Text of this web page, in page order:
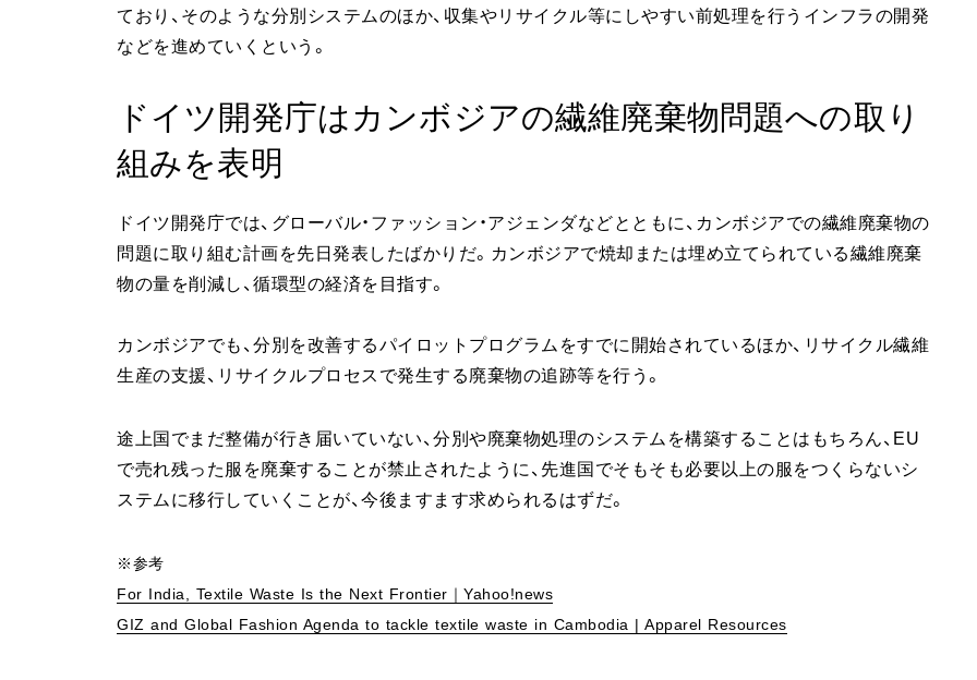
ており、そのような分別システムのほか、収集やリサイクル等にしやすい前処理を行うインフラの開発
などを進めていくという。
ドイツ開発庁はカンボジアの繊維廃棄物問題への取り
組みを表明
ドイツ開発庁では、グローバル・ファッション・アジェンダなどとともに、カンボジアでの繊維廃棄物の
問題に取り組む計画を先日発表したばかりだ。カンボジアで焼却または埋め立てられている繊維廃棄
物の量を削減し、循環型の経済を目指す。
カンボジアでも、分別を改善するパイロットプログラムをすでに開始されているほか、リサイクル繊維
生産の支援、リサイクルプロセスで発生する廃棄物の追跡等を行う。
途上国でまだ整備が行き届いていない、分別や廃棄物処理のシステムを構築することはもちろん、EU
で売れ残った服を廃棄することが禁止されたように、先進国でそもそも必要以上の服をつくらないシ
ステムに移行していくことが、今後ますます求められるはずだ。
※参考
For India, Textile Waste Is the Next Frontier｜Yahoo!news
GIZ and Global Fashion Agenda to tackle textile waste in Cambodia | Apparel Resources